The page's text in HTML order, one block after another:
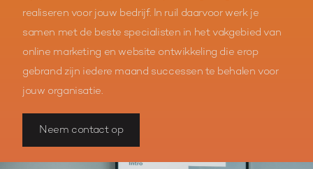
realiseren voor jouw bedrijf. In ruil daarvoor werk je
samen met de beste specialisten in het vakgebied van
online marketing en website ontwikkeling die erop
gebrand zijn iedere maand successen te behalen voor
jouw organisatie.
Neem contact op